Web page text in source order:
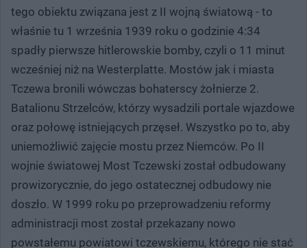
tego obiektu związana jest z II wojną światową - to
właśnie tu 1 września 1939 roku o godzinie 4:34
spadły pierwsze hitlerowskie bomby, czyli o 11 minut
wcześniej niż na Westerplatte. Mostów jak i miasta
Tczewa bronili wówczas bohaterscy żołnierze 2.
Batalionu Strzelców, którzy wysadzili portale wjazdowe
oraz połowę istniejących przęseł. Wszystko po to, aby
uniemożliwić zajęcie mostu przez Niemców. Po II
wojnie światowej Most Tczewski został odbudowany
prowizorycznie, do jego ostatecznej odbudowy nie
doszło. W 1999 roku po przeprowadzeniu reformy
administracji most został przekazany nowo
powstałemu powiatowi tczewskiemu, którego nie stać